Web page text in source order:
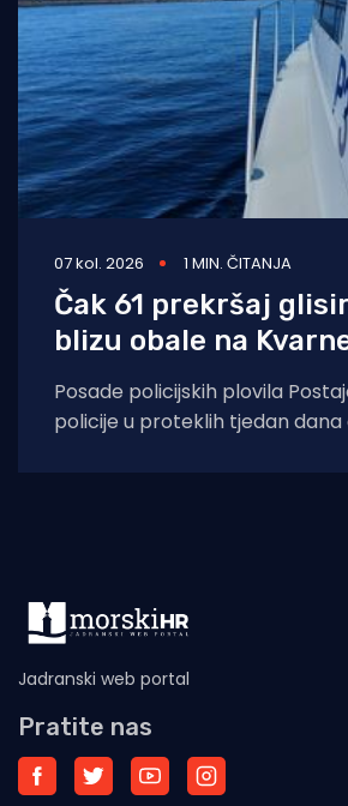
07 kol. 2026 1 MIN. ČITANJA
Čak 61 prekršaj
blizu obale na
Posade policijskih plovila
policije u proteklih tjedan dana
Jadranski web portal
Pratite nas